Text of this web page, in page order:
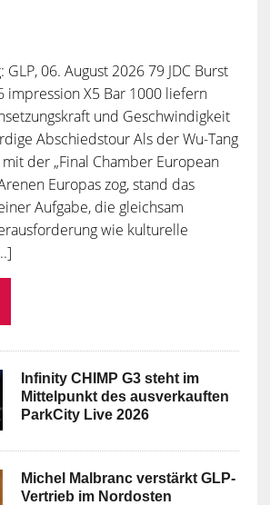
06. August 2026 79 JDC Burst
impression X5 Bar 1000 liefern
und Geschwindigkeit
Abschiedstour Als der Wu-Tang
der „Final Chamber European
Europas zog, stand das
Aufgabe, die gleichsam
wie kulturelle
Infinity CHIMP G3 steht im
Mittelpunkt des ausverkauften
ParkCity Live 2026
Michel Malbranc verstärkt GLP-
Vertrieb im Nordosten